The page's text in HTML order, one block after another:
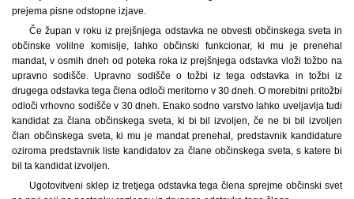
prejema pisne odstopne izjave.
Če župan v roku iz prejšnjega odstavka ne obvesti občinskega sveta in
občinske volilne komisije, lahko občinski funkcionar, ki mu je prenehal
mandat, v osmih dneh od poteka roka iz prejšnjega odstavka vloži tožbo na
upravno sodišče. Upravno sodišče o tožbi iz tega odstavka in tožbi iz
drugega odstavka tega člena odloči meritorno v 30 dneh. O morebitni pritožbi
odloči vrhovno sodišče v 30 dneh. Enako sodno varstvo lahko uveljavlja tudi
kandidat za člana občinskega sveta, ki bi bil izvoljen, če ne bi bil izvoljen
član občinskega sveta, ki mu je mandat prenehal, predstavnik kandidature
oziroma predstavnik liste kandidatov za člane občinskega sveta, s katere bi
bil ta kandidat izvoljen.
Ugotovitveni sklep iz tretjega odstavka tega člena sprejme občinski svet